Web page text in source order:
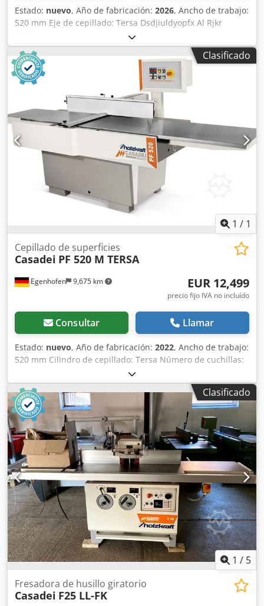
Estado: nuevo, Año de fabricación: 2026, Ancho de trabajo:
520 mm Eje de cepillado: Tersa Dsdjiuldyopfx Al Rjkr
Número de cuchillas: 4 Longitud de la mesa de ajuste:
2300 mm Ángulo ajustable del tope de ajuste: sí Elevación
de la mesa de ajuste: neumática Espesor máximo de paso
en la cepilladora de desbaste: 250 mm Ajuste de altura de
la mesa de desbaste: eléctrico Indicador del grosor de
cepillado: digital Velocidad de avance: 5/8/12/18 m/min
Rodillo de alimentación: acero Rodillo de extracción: goma
Barra de presión: articulada Rodillos de la mesa: no
Potencia del motor: 7 kW Freno del motor: sí, automático
Conexión para aspiración: 160 mm Longitud de la
máquina: 2300 mm Ancho de la máquina: 1100 mm Peso:
Clasificado
1 / 1
Egenhofen 9,675 km
Cepillado de superficies
Casadei PF 520 M TERSA
EUR 12,499
precio fijo IVA no incluído
Consultar Llamar
Estado: nuevo, Año de fabricación: 2022, Ancho de trabajo:
520 mm Cilindro de cepillado: Tersa Número de cuchillas:
4 Longitud de la mesa de regrueso: 3000 mm Dodpfjiqg
Nwox Al Rjkr Ajuste de la mesa de regrueso: motorizado
Indicador de extracción de virutas: digital Ángulo ajustable
del tope de regrueso: sí Potencia del motor: 7 kW Conexión
para sistema de extracción: 120 mm Longitud de la
máquina: 3005 mm Ancho de la máquina: 1460 mm Peso:
870 kg
Clasificado
1 / 5
Fresadora de husillo giratorio
Casadei F25 LL-FK